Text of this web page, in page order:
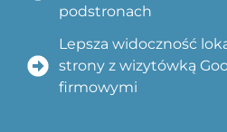
podstronach
Lepsza widoczność
strony z wizytówką
firmowymi